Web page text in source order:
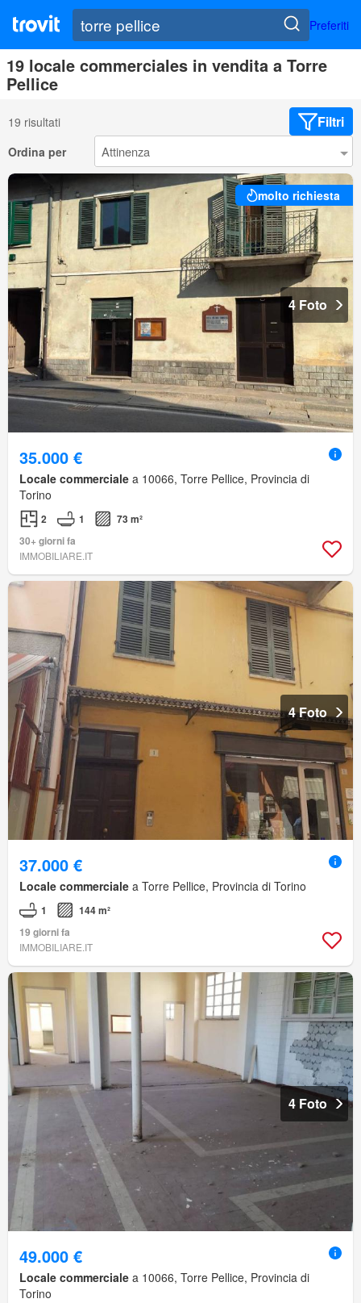
Preferiti
19 locale commerciales in vendita a Torre
Pellice
19 risultati Filtri
Ordina per
molto richiesta
4 Foto
35.000 €
Locale commerciale a 10066, Torre Pellice, Provincia di
Torino
2 1
73 m²
30+ giorni fa
IMMOBILIARE.IT
4 Foto
37.000 €
Locale commerciale a Torre Pellice, Provincia di Torino
1
144 m²
19 giorni fa
IMMOBILIARE.IT
4 Foto
49.000 €
Locale commerciale a 10066, Torre Pellice, Provincia di
Torino